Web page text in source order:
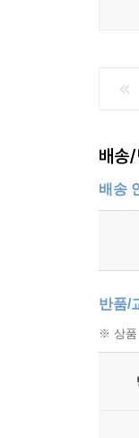
배송
배송
반품/
※ 상품